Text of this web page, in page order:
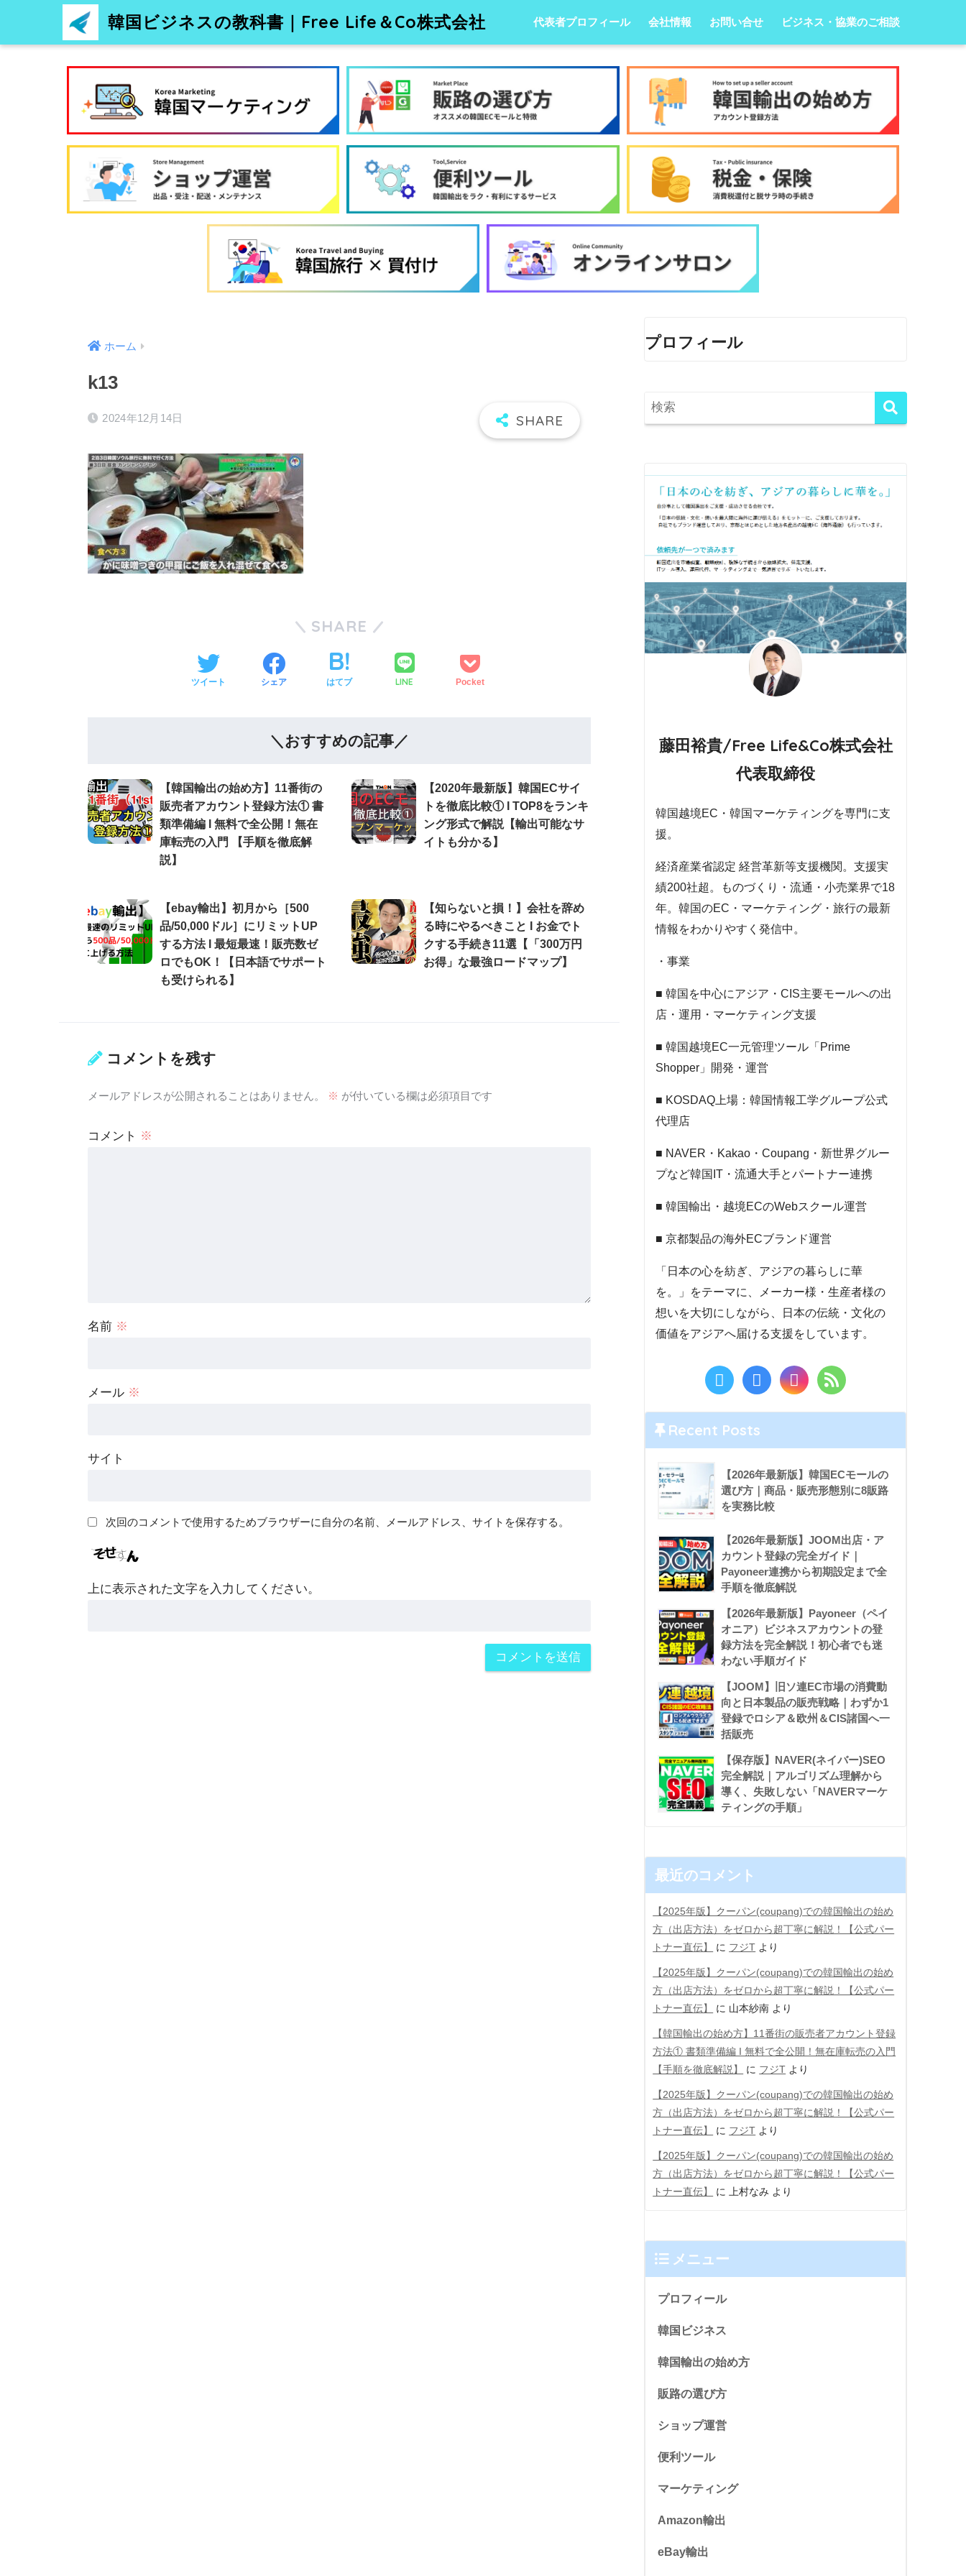
韓国ビジネスの教科書｜Free Life＆Co株式会社 代表者プロフィール 会社情報 お問い合せ ビジネス・協業のご相談
ホーム
k13
2024年12月14日
SHARE
ツイート シェア はてブ LINE Pocket
＼おすすめの記事／
【韓国輸出の始め方】11番街の
販売者アカウント登録方法① 書
類準備編 Ι 無料で全公開！無在
庫転売の入門 【手順を徹底解
説】
【2020年最新版】韓国ECサイ
トを徹底比較① Ι TOP8をランキ
ング形式で解説【輸出可能なサ
イトも分かる】
【ebay輸出】初月から［500
品/50,000ドル］にリミットUP
する方法 Ι 最短最速！販売数ゼ
ロでもOK！【日本語でサポート
も受けられる】
【知らないと損！】会社を辞め
る時にやるべきこと Ι お金でト
クする手続き11選【「300万円
お得」な最強ロードマップ】
コメントを残す
メールアドレスが公開されることはありません。 ※ が付いている欄は必須項目です
コメント ※
名前 ※
メール ※
サイト
次回のコメントで使用するためブラウザーに自分の名前、メールアドレス、サイトを保存する。
上に表示された文字を入力してください。
プロフィール
藤田裕貴/Free Life&Co株式会社
代表取締役
韓国越境EC・韓国マーケティングを専門に支
援。
経済産業省認定 経営革新等支援機関。支援実
績200社超。ものづくり・流通・小売業界で18
年。韓国のEC・マーケティング・旅行の最新
情報をわかりやすく発信中。
・事業
■ 韓国を中心にアジア・CIS主要モールへの出
店・運用・マーケティング支援
■ 韓国越境EC一元管理ツール「Prime
Shopper」開発・運営
■ KOSDAQ上場：韓国情報工学グループ公式
代理店
■ NAVER・Kakao・Coupang・新世界グルー
プなど韓国IT・流通大手とパートナー連携
■ 韓国輸出・越境ECのWebスクール運営
■ 京都製品の海外ECブランド運営
「日本の心を紡ぎ、アジアの暮らしに華
を。」をテーマに、メーカー様・生産者様の
想いを大切にしながら、日本の伝統・文化の
価値をアジアへ届ける支援をしています。
Recent Posts
【2026年最新版】韓国ECモールの
選び方｜商品・販売形態別に8販路
を実務比較
【2026年最新版】JOOM出店・ア
カウント登録の完全ガイド｜
Payoneer連携から初期設定まで全
手順を徹底解説
【2026年最新版】Payoneer（ペイ
オニア）ビジネスアカウントの登
録方法を完全解説！初心者でも迷
わない手順ガイド
【JOOM】旧ソ連EC市場の消費動
向と日本製品の販売戦略｜わずか1
登録でロシア＆欧州＆CIS諸国へ一
括販売
【保存版】NAVER(ネイバー)SEO
完全解説｜アルゴリズム理解から
導く、失敗しない「NAVERマーケ
ティングの手順」
最近のコメント
【2025年版】クーパン(coupang)での韓国輸出の始め
方（出店方法）をゼロから超丁寧に解説！【公式パー
トナー直伝】
に フジT より
【2025年版】クーパン(coupang)での韓国輸出の始め
方（出店方法）をゼロから超丁寧に解説！【公式パー
トナー直伝】
に 山本紗南 より
【韓国輸出の始め方】11番街の販売者アカウント登録
方法① 書類準備編 Ι 無料で全公開！無在庫転売の入門
【手順を徹底解説】
に フジT より
【2025年版】クーパン(coupang)での韓国輸出の始め
方（出店方法）をゼロから超丁寧に解説！【公式パー
トナー直伝】
に フジT より
【2025年版】クーパン(coupang)での韓国輸出の始め
方（出店方法）をゼロから超丁寧に解説！【公式パー
トナー直伝】
に 上村なみ より
メニュー
プロフィール
韓国ビジネス
韓国輸出の始め方
販路の選び方
ショップ運営
便利ツール
マーケティング
Amazon輸出
eBay輸出